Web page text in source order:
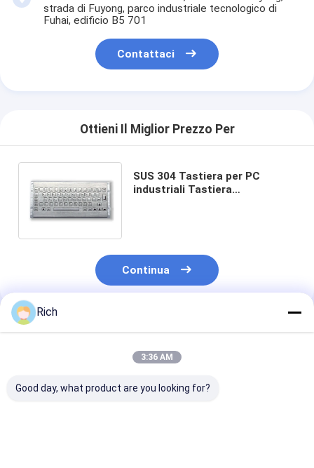
strada di Fuyong, parco industriale tecnologico di
Fuhai, edificio B5 701
Contattaci
Ottieni Il Miglior Prezzo Per
SUS 304 Tastiera per PC
industriali Tastiera
Continua
Prodotti Raccomandati
Rich
3:36 AM
Good day, what product are you looking for?